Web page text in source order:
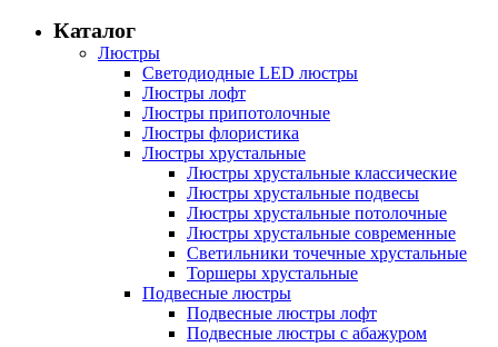
Каталог
Люстры
Светодиодные LED люстры
Люстры лофт
Люстры припотолочные
Люстры флористика
Люстры хрустальные
Люстры хрустальные классические
Люстры хрустальные подвесы
Люстры хрустальные потолочные
Люстры хрустальные современные
Светильники точечные хрустальные
Торшеры хрустальные
Подвесные люстры
Подвесные люстры лофт
Подвесные люстры с абажуром